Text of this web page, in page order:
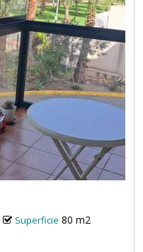
Superficie 80 m2